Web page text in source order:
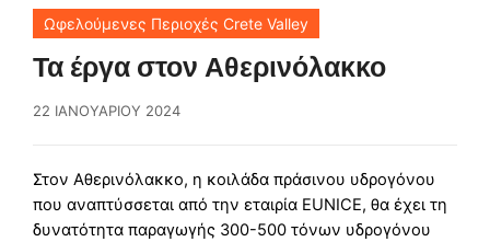
Ωφελούμενες Περιοχές Crete Valley
Τα έργα στον Αθερινόλακκο
22 ΙΑΝΟΥΑΡΊΟΥ 2024
Στον Αθερινόλακκο, η κοιλάδα πράσινου υδρογόνου
που αναπτύσσεται από την εταιρία EUNICE, θα έχει τη
δυνατότητα παραγωγής 300-500 τόνων υδρογόνου